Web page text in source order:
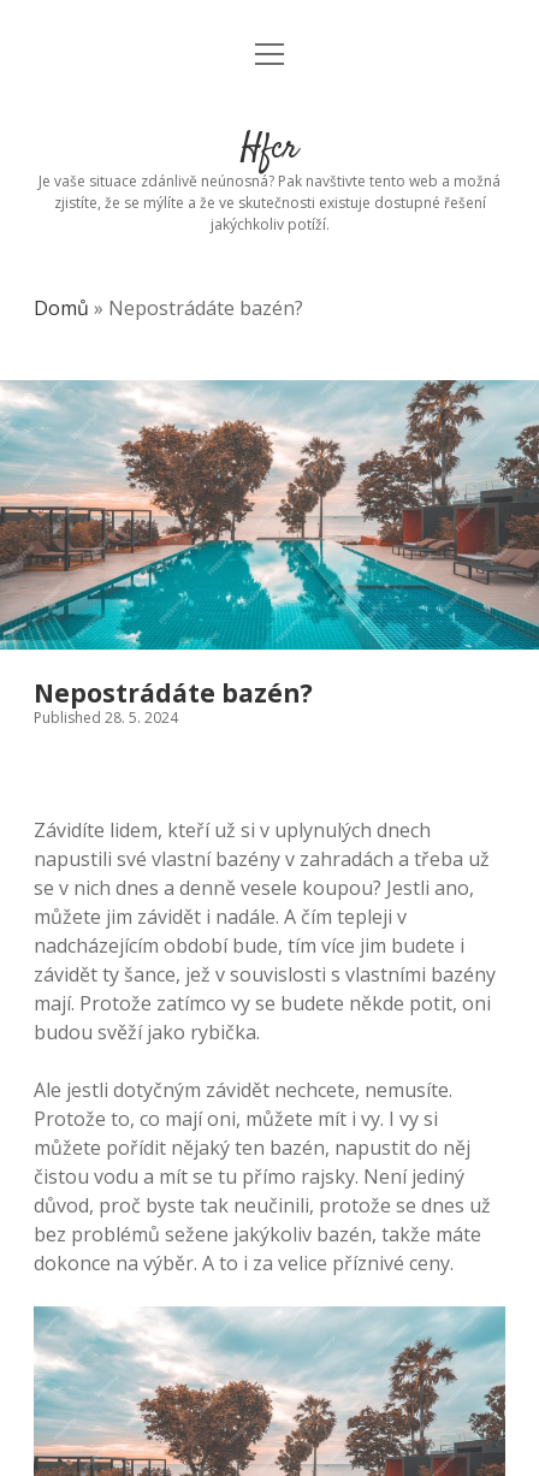
open
Hfcr
Je vaše situace zdánlivě neúnosná? Pak navštivte tento web a možná
zjistíte, že se mýlíte a že ve skutečnosti existuje dostupné řešení
jakýchkoliv potíží.
Domů » Nepostrádáte bazén?
Nepostrádáte bazén?
Published 28. 5. 2024
Závidíte lidem, kteří už si v uplynulých dnech
napustili své vlastní bazény v zahradách a třeba už
se v nich dnes a denně vesele koupou? Jestli ano,
můžete jim závidět i nadále. A čím tepleji v
nadcházejícím období bude, tím více jim budete i
závidět ty šance, jež v souvislosti s vlastními bazény
mají. Protože zatímco vy se budete někde potit, oni
budou svěží jako rybička.
Ale jestli dotyčným závidět nechcete, nemusíte.
Protože to, co mají oni, můžete mít i vy. I vy si
můžete pořídit nějaký ten bazén, napustit do něj
čistou vodu a mít se tu přímo rajsky. Není jediný
důvod, proč byste tak neučinili, protože se dnes už
bez problémů sežene jakýkoliv bazén, takže máte
dokonce na výběr. A to i za velice příznivé ceny.